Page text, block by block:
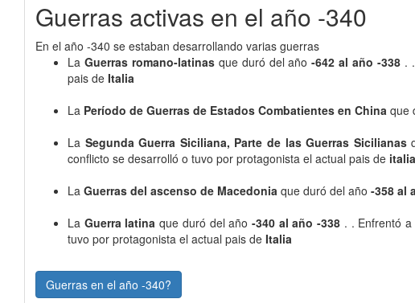
Guerras activas en el año -340
En el año -340 se estaban desarrollando varias guerras
La Guerras romano-latinas que duró del año-642 al año -338 .
pais de Italia
La Período de Guerras de Estados Combatientes en China que
La Segunda Guerra Siciliana, Parte de las Guerras Sicilianas
conflicto se desarrolló o tuvo por protagonista el actual pais de italia
La Guerras del ascenso de Macedonia que duró del año -358 al
La Guerra latinaque duró del año-340 al año -338 . . Enfrentó
tuvo por protagonista el actual pais de Italia
Guerras en el año -340?